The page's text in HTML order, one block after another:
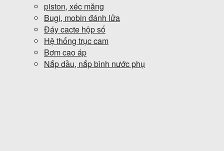
piston, xéc măng
Bugi, mobin đánh lửa
Đáy cacte hộp số
Hệ thống trục cam
Bơm cao áp
Nắp dầu, nắp bình nước phụ